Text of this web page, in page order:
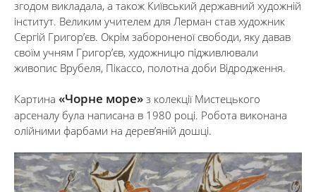
згодом викладала, а також Київський державний художній
інститут. Великим учителем для Лерман став художник
Сергій Григор’єв. Окрім забороненої свободи, яку давав
своїм учням Григор’єв, художницю підживлювали
живопис Врубеля, Пікассо, полотна доби Відродження.
Картина «Чорне море» з колекції Мистецького
арсеналу була написана в 1980 році. Робота виконана
олійними фарбами на дерев’яній дошці.